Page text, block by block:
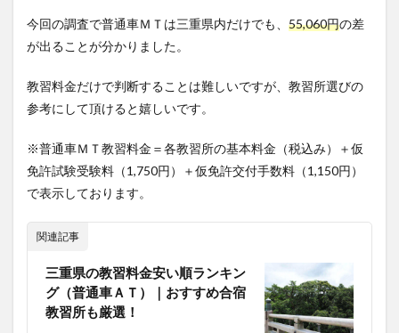
今回の調査で普通車ＭＴは三重県内だけでも、 55,060円の差
が出ることが分かりました。
教習料金だけで判断することは難しいですが、教習所選びの
参考にして頂けると嬉しいです。
※普通車ＭＴ教習料金＝各教習所の基本料金（税込み）＋仮
免許試験受験料（1,750円）＋仮免許交付手数料（1,150円）
で表示しております。
関連記事
三重県の教習料金安い順ランキン
グ（普通車ＡＴ）｜おすすめ合宿
教習所も厳選！